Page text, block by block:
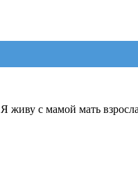
с мамой мать